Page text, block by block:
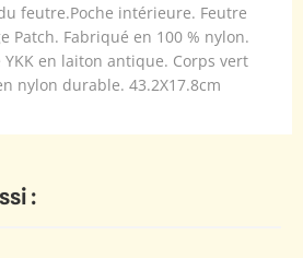
feutre.Poche intérieure. Feutre
Patch. Fabriqué en 100 % nylon.
en laiton antique. Corps vert
nylon durable. 43.2X17.8cm
: